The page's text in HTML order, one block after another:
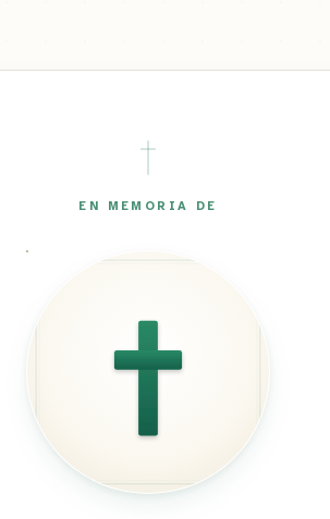
EN MEMORIA DE